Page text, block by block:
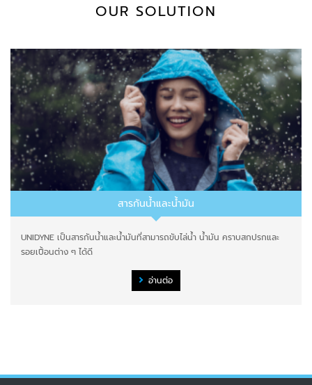
OUR SOLUTION
สารกันน้ำและน้ำมัน
UNIDYNE เป็นสารกันน้ำและน้ำมันที่สามารถขับไล่น้ำ น้ำมัน คราบสกปรกและ
รอยเปื้อนต่าง ๆ ได้ดี
อ่านต่อ